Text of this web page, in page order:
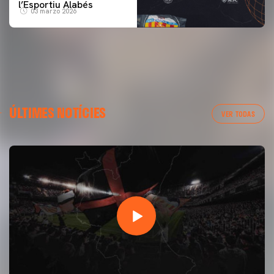
l’Esportiu Alabés
03 marzo 2026
ÚLTIMES NOTÍCIES VER TODAS